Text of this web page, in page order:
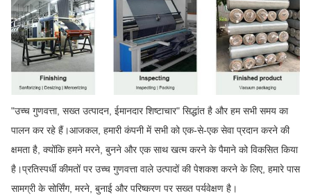
"उच्च गुणवत्ता, सख्त उत्पादन, ईमानदार शिष्टाचार" सिद्धांत है और हम सभी समय का
पालन कर रहे हैं।आजकल, हमारी कंपनी में सभी को एक-से-एक सेवा प्रदान करने की
क्षमता है, क्योंकि हमने मरने, बुनने और एक साथ खत्म करने के पैमाने को विकसित किया
है।प्रतिस्पर्धी कीमतों पर उच्च गुणवत्ता वाले उत्पादों की पेशकश करने के लिए, हमारे पास
सामग्री के सोर्सिंग, मरने, बुनाई और परिष्करण पर सख्त पर्यवेक्षण है।